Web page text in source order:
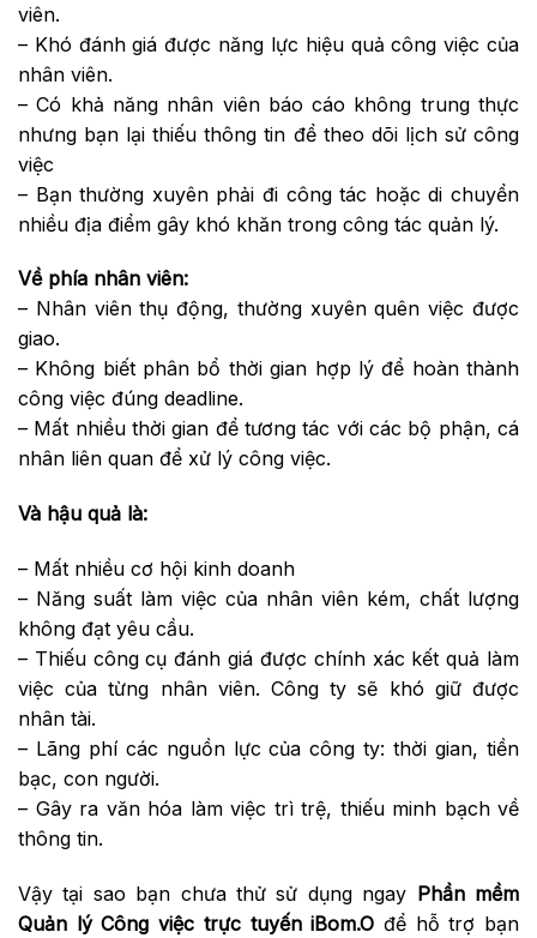
viên.
– Khó đánh giá được năng lực hiệu quả công việc của
nhân viên.
– Có khả năng nhân viên báo cáo không trung thực
nhưng bạn lại thiếu thông tin để theo dõi lịch sử công
việc
– Bạn thường xuyên phải đi công tác hoặc di chuyển
nhiều địa điểm gây khó khăn trong công tác quản lý.
Về phía nhân viên:
– Nhân viên thụ động, thường xuyên quên việc được
giao.
– Không biết phân bổ thời gian hợp lý để hoàn thành
công việc đúng deadline.
– Mất nhiều thời gian để tương tác với các bộ phận, cá
nhân liên quan để xử lý công việc.
Và hậu quả là:
– Mất nhiều cơ hội kinh doanh
– Năng suất làm việc của nhân viên kém, chất lượng
không đạt yêu cầu.
– Thiếu công cụ đánh giá được chính xác kết quả làm
việc của từng nhân viên. Công ty sẽ khó giữ được
nhân tài.
– Lãng phí các nguồn lực của công ty: thời gian, tiền
bạc, con người.
– Gây ra văn hóa làm việc trì trệ, thiếu minh bạch về
thông tin.
Vậy tại sao bạn chưa thử sử dụng ngay Phần mềm
Quản lý Công việc trực tuyến iBom.O để hỗ trợ bạn